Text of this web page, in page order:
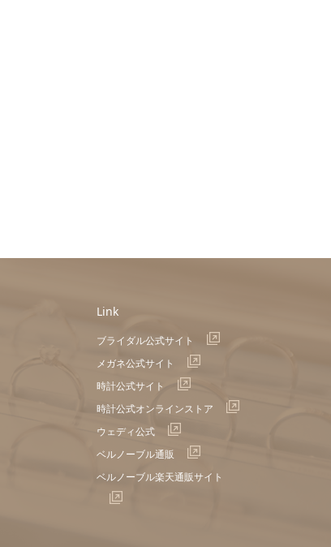
Link
ブライダル公式サイト
メガネ公式サイト
時計公式サイト
時計公式オンラインストア
ウェディ公式
ベルノーブル通販
ベルノーブル楽天通販サイト